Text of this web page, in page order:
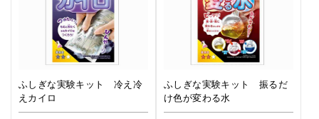
ふしぎな実験キット 冷え冷
えカイロ
ふしぎな実験キット 振るだ
け色が変わる水